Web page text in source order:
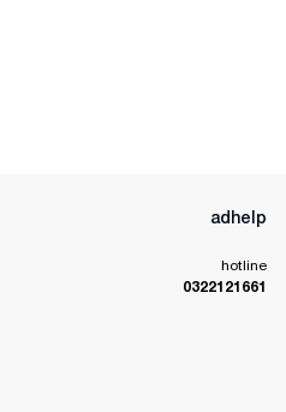
adhelp
hotline
0322121661